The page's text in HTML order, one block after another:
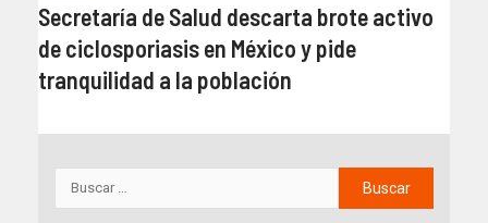
Secretaría de Salud descarta brote activo
de ciclosporiasis en México y pide
tranquilidad a la población